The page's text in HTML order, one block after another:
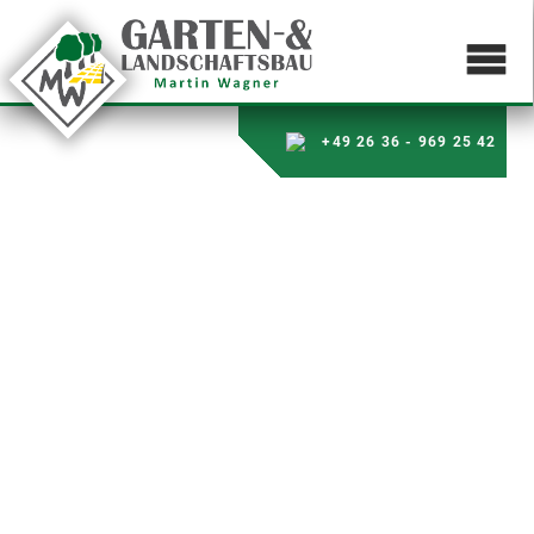
+49 26 36 - 969 25 42